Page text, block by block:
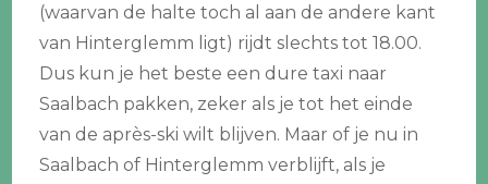
(waarvan de halte toch al aan de andere kant
van Hinterglemm ligt) rijdt slechts tot 18.00.
Dus kun je het beste een dure taxi naar
Saalbach pakken, zeker als je tot het einde
van de après-ski wilt blijven. Maar of je nu in
Saalbach of Hinterglemm verblijft, als je